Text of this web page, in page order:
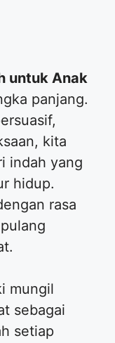
untuk Anak
panjang.
kita
indah yang
hidup.
rasa
mungil
sebagai
setiap